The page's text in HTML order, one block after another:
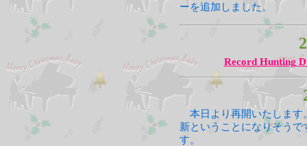
ーを追加しました。
Record Hunting
本日より再開いたします
新ということになりそう
す。